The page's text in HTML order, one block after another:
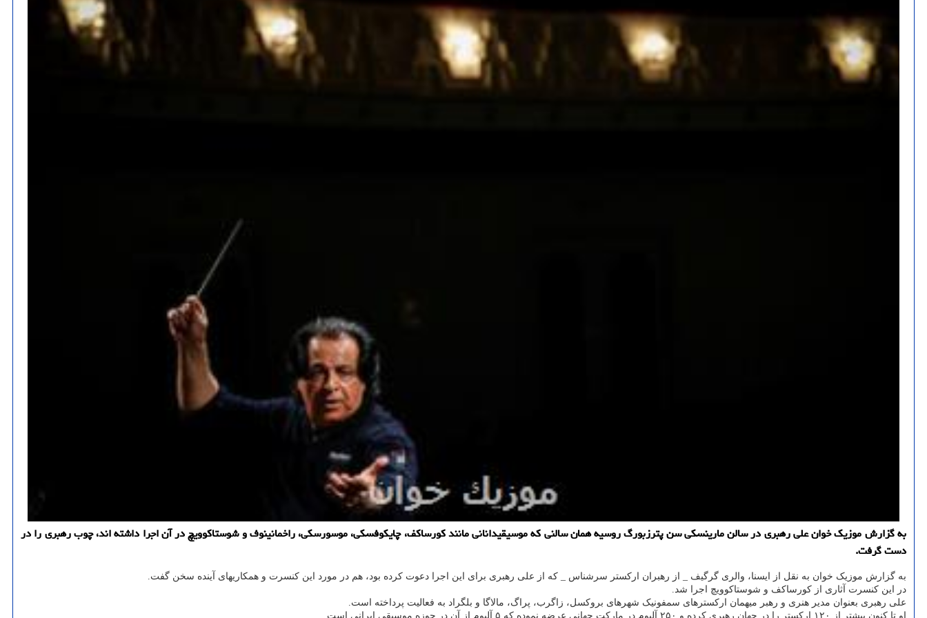
به گزارش موزیک خوان علی رهبری در سالن مارینسکی سن پترزبورگ روسیه همان سالنی که موسیقیدانانی مانند کورساکف، چایکوفسکی، موسورسکی، راخمانینوف و شوستاکوویچ در آن اجرا داشته اند، چوب رهبری را در
دست گرفت.
به گزارش موزیک خوان به نقل از ایسنا، والری گرگیف _ از رهبران ارکستر سرشناس _ که از علی رهبری برای این اجرا دعوت کرده بود، هم در مورد این کنسرت و همکاریهای آینده سخن گفت.
در این کنسرت آثاری از کورساکف و شوستاکوویچ اجرا شد.
علی رهبری بعنوان مدیر هنری و رهبر میهمان ارکسترهای سمفونیک شهرهای بروکسل، زاگرب، پراگ، مالاگا و بلگراد به فعالیت پرداخته است.
او تا کنون بیشتر از ۱۲۰ ارکستر را در جهان رهبری کرده و ۲۵۰ آلبوم در مارکت جهانی عرضه نموده که ۵ آلبوم از آن در حوزه موسیقی ایرانی است.